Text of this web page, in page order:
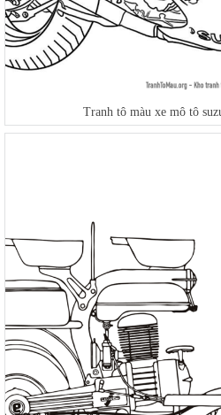
Tranh tô màu xe mô tô